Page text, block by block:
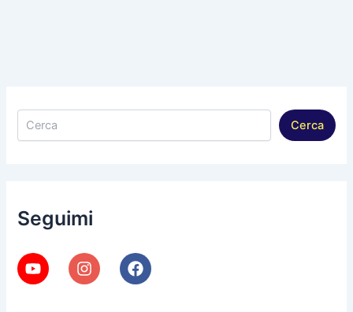
Cerca
Cerca
Seguimi